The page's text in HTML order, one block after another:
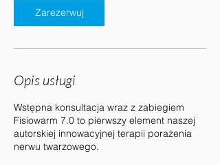
Zarezerwuj
Opis usługi
Wstępna konsultacja wraz z zabiegiem
Fisiowarm 7.0 to pierwszy element naszej
autorskiej innowacyjnej terapii porażenia
nerwu twarzowego.